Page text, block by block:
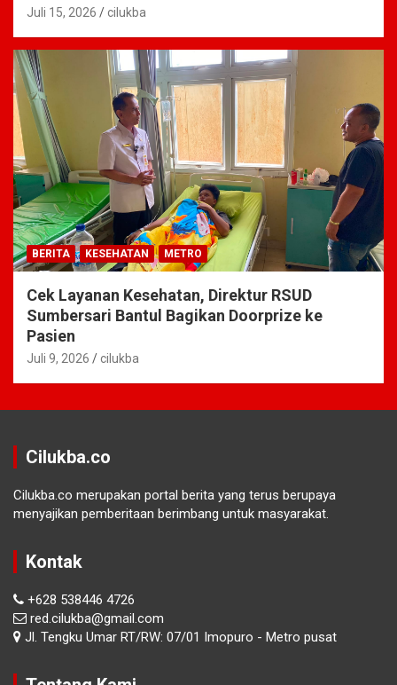
Juli 15, 2026 cilukba
BERITA KESEHATAN METRO
Cek Layanan Kesehatan, Direktur RSUD
Sumbersari Bantul Bagikan Doorprize ke
Pasien
Juli 9, 2026 cilukba
Cilukba.co
Cilukba.co merupakan portal berita yang terus berupaya
menyajikan pemberitaan berimbang untuk masyarakat.
Kontak
+628 538446 4726
red.cilukba@gmail.com
Jl. Tengku Umar RT/RW: 07/01 Imopuro - Metro pusat